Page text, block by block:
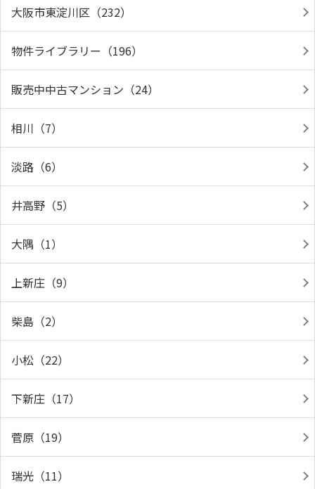
大阪市東淀川区（232）
物件ライブラリー（196）
販売中中古マンション（24）
相川（7）
淡路（6）
井高野（5）
大隅（1）
上新庄（9）
柴島（2）
小松（22）
下新庄（17）
菅原（19）
瑞光（11）